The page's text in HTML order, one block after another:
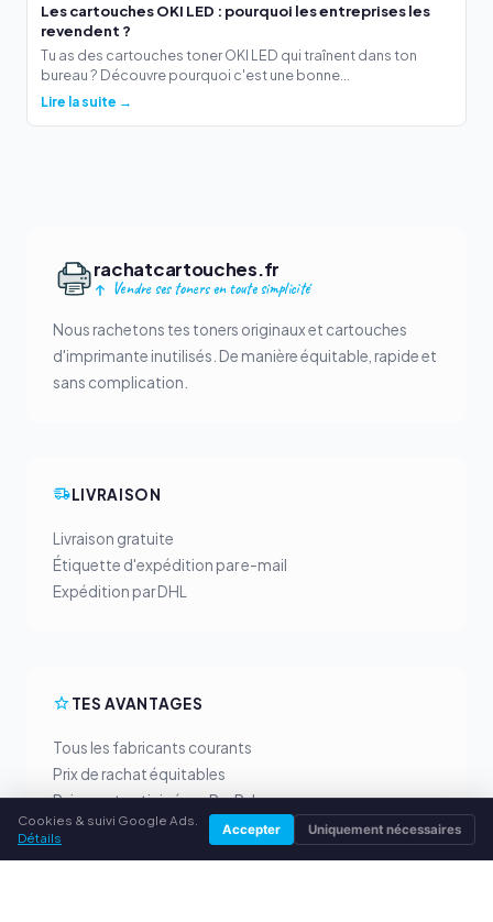
Les cartouches OKI LED : pourquoi les entreprises les
revendent ?
Tu as des cartouches toner OKI LED qui traînent dans ton
bureau ? Découvre pourquoi c'est une bonne...
Lire la suite →
rachatcartouches.fr
Vendre ses toners en toute simplicité
Nous rachetons tes toners originaux et cartouches
d'imprimante inutilisés. De manière équitable, rapide et
sans complication.
LIVRAISON
Livraison gratuite
Étiquette d'expédition par e-mail
Expédition par DHL
TES AVANTAGES
Tous les fabricants courants
Prix de rachat équitables
Paiement anticipé par PayPal
Conseil personnalisé
Cookies & suivi Google Ads.
Détails
Accepter Uniquement nécessaires